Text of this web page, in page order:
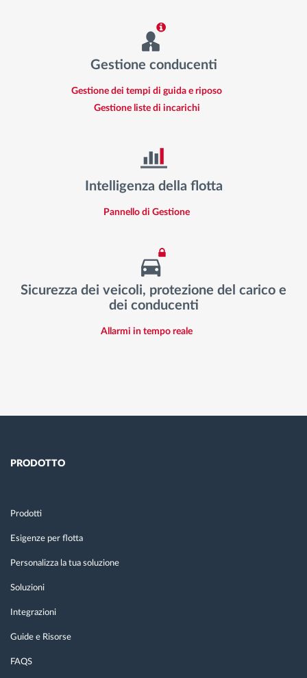
Gestione conducenti
Gestione dei tempi di guida e riposo
Gestione liste di incarichi
Intelligenza della flotta
Pannello di Gestione
Sicurezza dei veicoli, protezione del carico e
dei conducenti
Allarmi in tempo reale
PRODOTTO
Prodotti
Esigenze per flotta
Personalizza la tua soluzione
Soluzioni
Integrazioni
Guide e Risorse
FAQS